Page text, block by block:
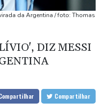
onde vivem 900 milhões de
a nenhum indíviduo,
da Argentina / foto: Thomas
DIZ MESSI
Compartilhar